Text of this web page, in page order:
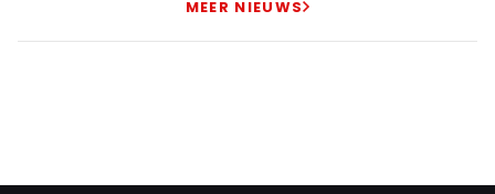
MEER NIEUWS